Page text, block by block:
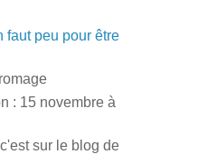
faut peu pour être
: 15 novembre à
sur le blog de